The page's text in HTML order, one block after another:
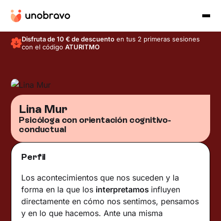
Disfruta de 10 € de descuento en tus 2 primeras sesiones
con el códigoATURITMO
Lina Mur
Psicóloga con orientación cognitivo-
conductual
Perfil
Los acontecimientos que nos suceden y la
forma en la que los interpretamos influyen
directamente en cómo nos sentimos, pensamos
y en lo que hacemos. Ante una misma